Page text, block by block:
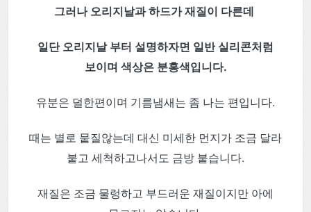
그러나 오리지날과 하드가 재질이 다른데
일단 오리지날 부터 설명하자면 일반 실리콘처럼
보이며 색상은 분홍색입니다.
유분은 덜한편이며 기름냄새는 좀 나는 편입니다.
때는 별로 뭍질않는데 대신 미세한 먼지가 조금 달라
붙고 세척하고나서도 금방 붙습니다.
재질은 조금 물렁하고 부드러운 재질이지만 아에